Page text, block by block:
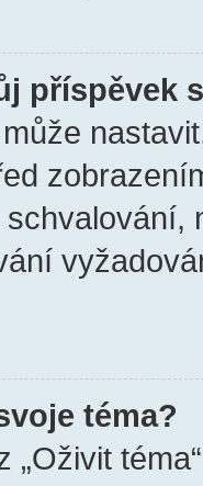
příspěvek
téma?
„Oživit